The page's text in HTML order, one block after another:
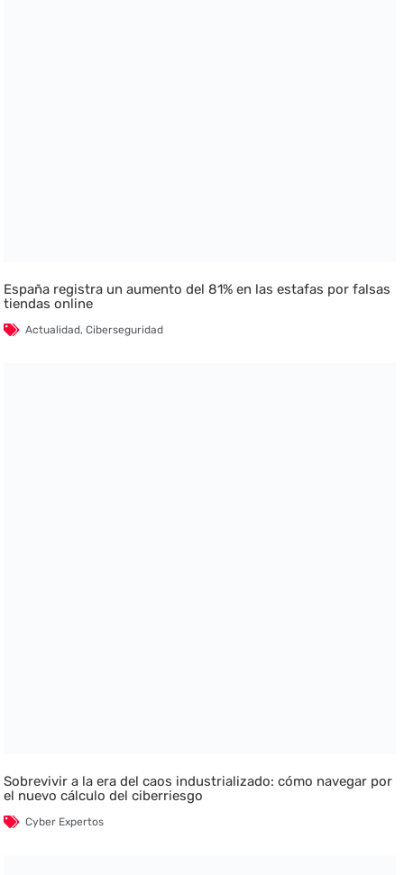
España registra un aumento del 81% en las estafas por falsas
tiendas online
Actualidad,Ciberseguridad
Sobrevivir a la era del caos industrializado: cómo navegar por
el nuevo cálculo del ciberriesgo
Cyber Expertos